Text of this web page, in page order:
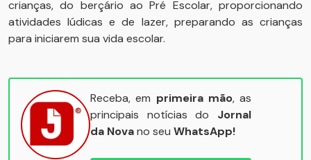
crianças, do berçário ao Pré Escolar, proporcionando
atividades lúdicas e de lazer, preparando as crianças
para iniciarem sua vida escolar.
Receba, em primeira mão, as
principais notícias do Jornal
da Novano seu WhatsApp!